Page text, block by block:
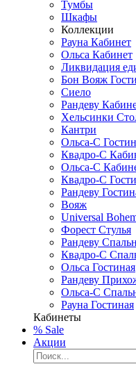
Тумбы
Шкафы
Коллекции
Рауна Кабинет
Ольса Кабинет
Ликвидация
Бон Вояж
Сиело
Рандеву
Хельсинки
Кантри
Ольса-С
Квадро-С
Ольса-С
Квадро-С
Рандеву
Вояж
Universal
Форест Стулья
Рандеву
Квадро-С
Ольса Гостиная
Рандеву
Ольса-С
Рауна Гостиная
Кабинеты
% Sale
Акции